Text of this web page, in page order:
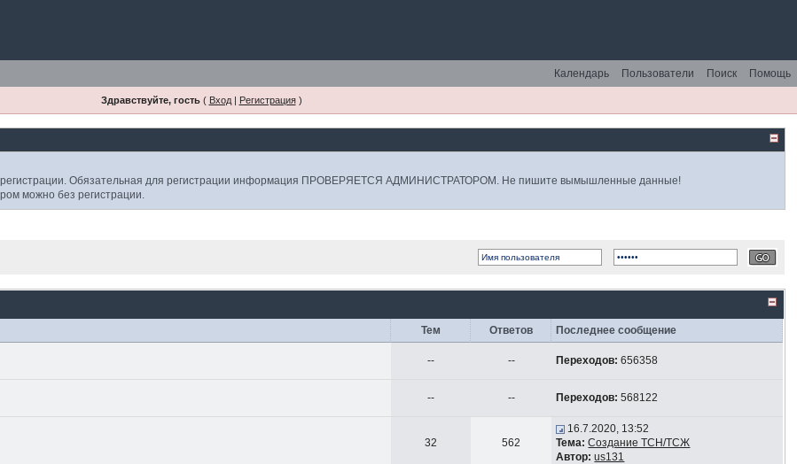
Помощь
Поиск
Пользователи
Календарь
Здравствуйте, гость( Вход| Регистрация)
Обязательная для регистрации информация ПРОВЕРЯЕТСЯ АДМИНИСТРАТОРОМ. Не пишите вымышленные данные!
можно без регистрации.
Тем Ответов
Последнее сообщение
-- -- Переходов: 656358
-- -- Переходов: 568122
32 562
16.7.2020, 13:52
Тема: Создание ТСН/ТСЖ
Автор: us131